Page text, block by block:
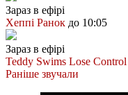
Зараз в ефірі
Хеппі Ранок до 10:05
Зараз в ефірі
Teddy Swims Lose Control
Раніше звучали